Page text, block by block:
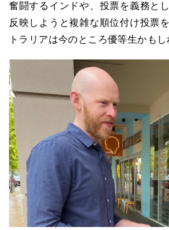
奮闘するインドや、投票を義務と
反映しようと複雑な順位付け投票
トラリアは今のところ優等生かもし